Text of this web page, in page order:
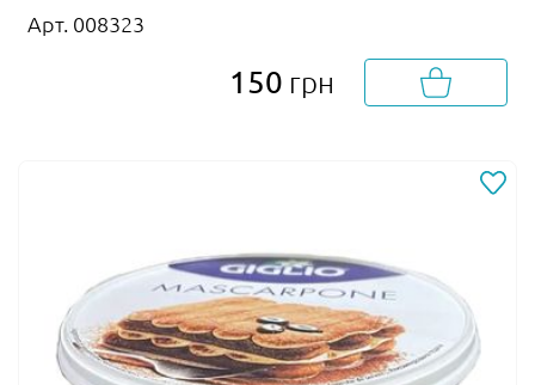
Арт. 008323
150 грн